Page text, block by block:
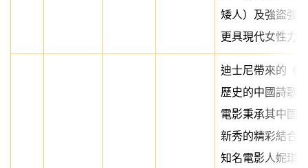
矮人）及強盜強
更具現代女性力
迪士尼帶來的《
歷史的中國詩歌
電影秉承其中國
新秀的精彩結合。
知名電影人妮琪